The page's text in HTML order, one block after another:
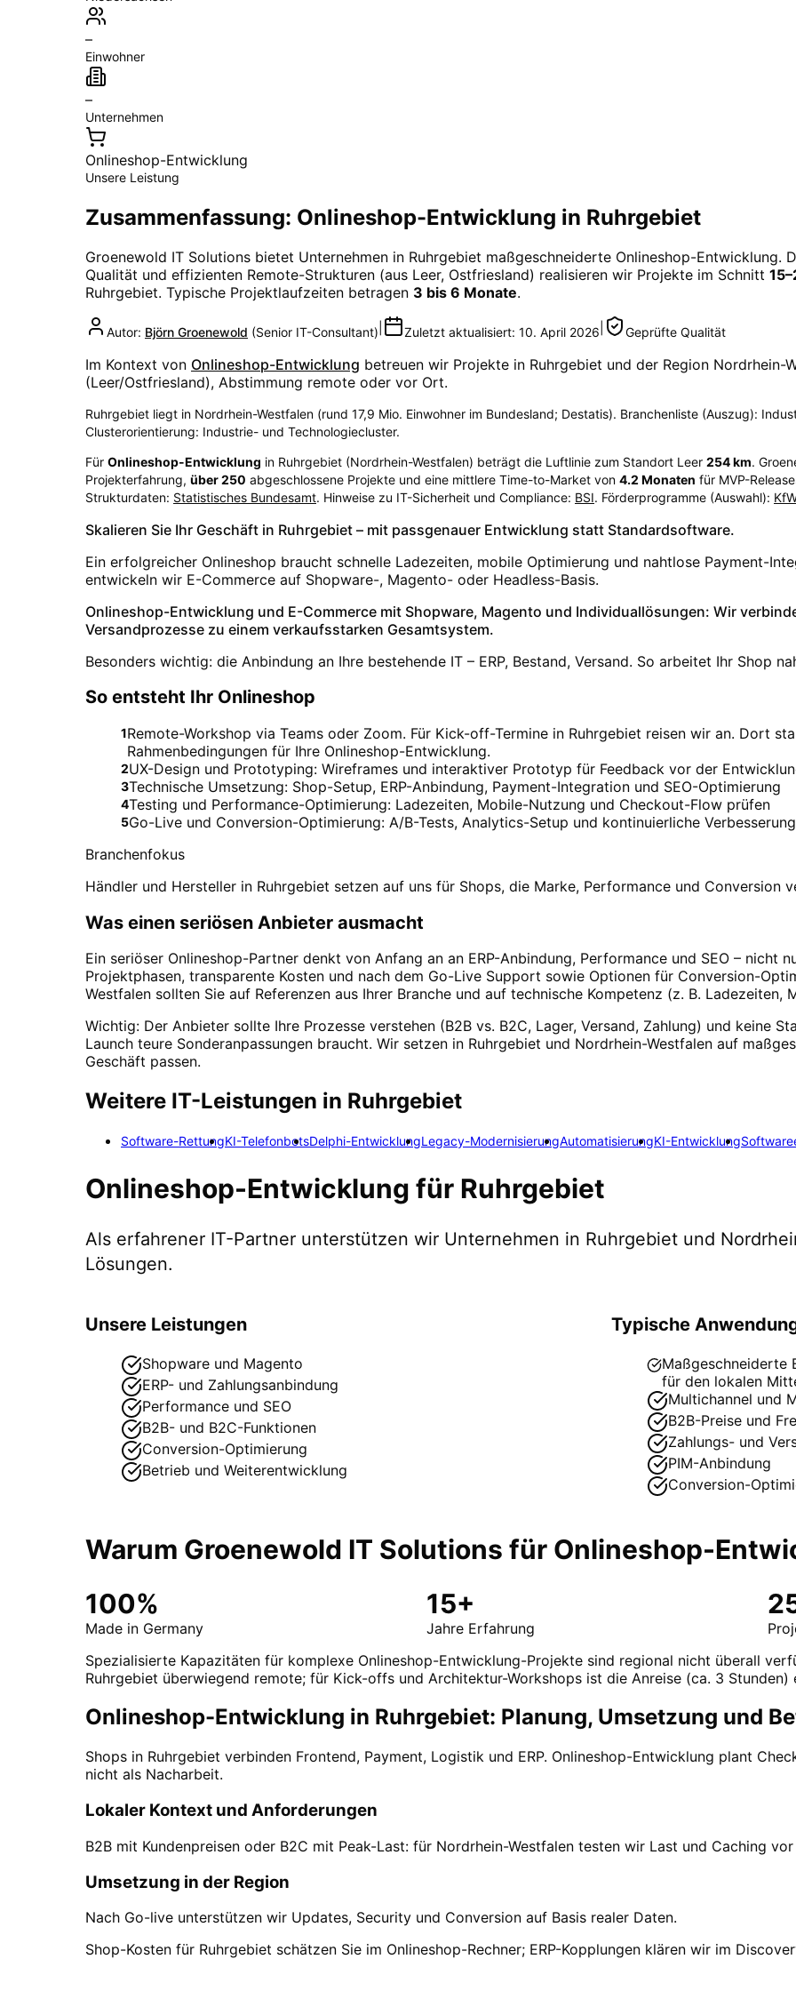
–
Einwohner
–
Unternehmen
Onlineshop-Entwicklung
Unsere Leistung
Zusammenfassung: Onlineshop-Entwicklung in Ruhrgebiet
Groenewold IT Solutions bietet Unternehmen in Ruhrgebiet maßgeschneiderte Onlineshop-Entwicklung.
Qualität und effizienten Remote-Strukturen (aus Leer, Ostfriesland) realisieren wir Projekte im Schnitt
Ruhrgebiet. Typische Projektlaufzeiten betragen 3 bis 6 Monate.
Autor: Björn Groenewold (Senior IT-Consultant) Zuletzt aktualisiert: 10. April 2026 Geprüfte Qualität
Im Kontext von Onlineshop-Entwicklung betreuen wir Projekte in Ruhrgebiet und der Region Nordrhein-
(Leer/Ostfriesland), Abstimmung remote oder vor Ort.
Ruhrgebiet liegt in Nordrhein-Westfalen (rund 17,9 Mio. Einwohner im Bundesland; Destatis). Branchenliste (Auszug):
Clusterorientierung: Industrie- und Technologiecluster.
Für Onlineshop-Entwicklung in Ruhrgebiet (Nordrhein-Westfalen) beträgt die Luftlinie zum Standort Leer 254km.
Projekterfahrung, über250 abgeschlossene Projekte und eine mittlere Time-to-Market von 4.2 Monaten für MVP-
Strukturdaten: Statistisches Bundesamt. Hinweise zu IT-Sicherheit und Compliance: BSI. Förderprogramme (Auswahl): KfW
Skalieren Sie Ihr Geschäft in Ruhrgebiet – mit passgenauer Entwicklung statt Standardsoftware.
Ein erfolgreicher Onlineshop braucht schnelle Ladezeiten, mobile Optimierung und nahtlose Payment-
entwickeln wir E-Commerce auf Shopware-, Magento- oder Headless-Basis.
Onlineshop-Entwicklung und E-Commerce mit Shopware, Magento und Individuallösungen: Wir
Versandprozesse zu einem verkaufsstarken Gesamtsystem.
Besonders wichtig: die Anbindung an Ihre bestehende IT – ERP, Bestand, Versand. So arbeitet Ihr Shop
So entsteht Ihr Onlineshop
1Remote-Workshop via Teams oder Zoom. Für Kick-off-Termine in Ruhrgebiet reisen wir an. Dort
Rahmenbedingungen für Ihre Onlineshop-Entwicklung.
2UX-Design und Prototyping: Wireframes und interaktiver Prototyp für Feedback vor der
3Technische Umsetzung: Shop-Setup, ERP-Anbindung, Payment-Integration und SEO-Optimierung
4Testing und Performance-Optimierung: Ladezeiten, Mobile-Nutzung und Checkout-Flow prüfen
5Go-Live und Conversion-Optimierung: A/B-Tests, Analytics-Setup und kontinuierliche Verbesserung
Branchenfokus
Händler und Hersteller in Ruhrgebiet setzen auf uns für Shops, die Marke, Performance und Conversion
Was einen seriösen Anbieter ausmacht
Ein seriöser Onlineshop-Partner denkt von Anfang an an ERP-Anbindung, Performance und SEO – nicht
Projektphasen, transparente Kosten und nach dem Go-Live Support sowie Optionen für Conversion-
Westfalen sollten Sie auf Referenzen aus Ihrer Branche und auf technische Kompetenz (z. B. Ladezeiten,
Wichtig: Der Anbieter sollte Ihre Prozesse verstehen (B2B vs. B2C, Lager, Versand, Zahlung) und keine
Launch teure Sonderanpassungen braucht. Wir setzen in Ruhrgebiet und Nordrhein-Westfalen auf
Geschäft passen.
Weitere IT-Leistungen in Ruhrgebiet
Software-RettungKI-TelefonbotsDelphi-EntwicklungLegacy-ModernisierungAutomatisierungKI-Entwicklung
Onlineshop-Entwicklung für Ruhrgebiet
Als erfahrener IT-Partner unterstützen wir Unternehmen in Ruhrgebiet und
Lösungen.
Unsere Leistungen
Shopware und Magento
ERP- und Zahlungsanbindung
Performance und SEO
B2B- und B2C-Funktionen
Conversion-Optimierung
Betrieb und Weiterentwicklung
Typische
Maßgeschneiderte
für den lokalen
Multichannel und
B2B-Preise und
Zahlungs- und
PIM-Anbindung
Conversion-
Warum Groenewold IT Solutions für Onlineshop-
100%
Made in Germany
15+
Jahre Erfahrung
Spezialisierte Kapazitäten für komplexe Onlineshop-Entwicklung-Projekte sind regional nicht überall
Ruhrgebiet überwiegend remote; für Kick-offs und Architektur-Workshops ist die Anreise (ca. 3 Stunden)
Onlineshop-Entwicklung in Ruhrgebiet: Planung, Umsetzung und
Shops in Ruhrgebiet verbinden Frontend, Payment, Logistik und ERP. Onlineshop-Entwicklung plant
nicht als Nacharbeit.
Lokaler Kontext und Anforderungen
B2B mit Kundenpreisen oder B2C mit Peak-Last: für Nordrhein-Westfalen testen wir Last und Caching vor
Umsetzung in der Region
Nach Go-live unterstützen wir Updates, Security und Conversion auf Basis realer Daten.
Shop-Kosten für Ruhrgebiet schätzen Sie im Onlineshop-Rechner; ERP-Kopplungen klären wir im